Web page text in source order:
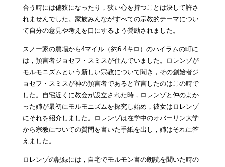
合う時には偏狭になったり，狭い心を持つことは決して許さ
れませんでした。家族みんながすべての宗教的テーマについ
て自分の意見や考えを口にするよう奨励されました。
スノー家の農場から4マイル（約6.4キロ）のハイラムの町に
は，預言者ジョセフ・スミスが住んでいました。ロレンゾが
モルモニズムという新しい宗教について聞き，その創始者ジ
ョセフ・スミスが神の預言者であると宣言したのはこの時で
した。自宅近くに教会が設立された時，ロレンゾと仲のよか
った姉が最初にモルモニズムを探究し始め，彼女はロレンゾ
にそれを紹介しました。ロレンゾは在学中のオバーリン大学
から宗教についての質問を書いた手紙を出し，姉はそれに答
えました。
ロレンゾの記録には，自宅でモルモン書の朗読を聞いた時の